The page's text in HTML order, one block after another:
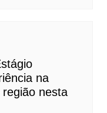
na
nesta